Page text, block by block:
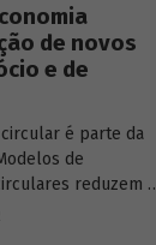
de novos
e de
é parte da
de
reduzem a
a recursos